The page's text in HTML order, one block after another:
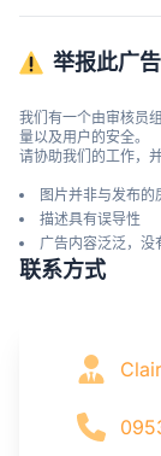
举报此广告
我们有一个由审核员
量以及用户的安全。
请协助我们的工作，
图片并非与发布的
描述具有误导性
广告内容泛泛，没
联系方式